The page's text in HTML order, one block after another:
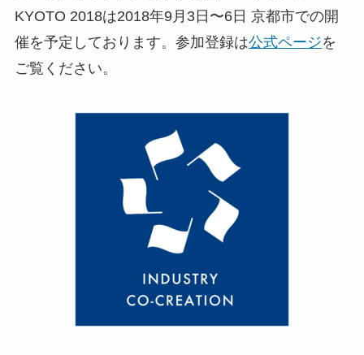
KYOTO 2018は2018年9月3日〜6日 京都市での開
催を予定しております。参加登録は公式ページを
ご覧ください。